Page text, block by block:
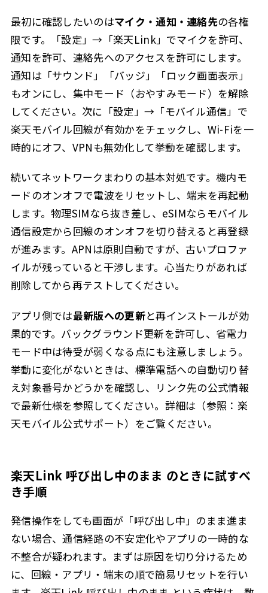
最初に確認したいのはマイク・通知・連絡先の各権
限です。「設定」→「楽天Link」でマイクを許可、
通知を許可、連絡先へのアクセスを許可にします。
通知は「サウンド」「バッジ」「ロック画面表示」
もオンにし、集中モード（おやすみモード）を解除
してください。次に「設定」→「モバイル通信」で
楽天モバイル回線が有効かをチェックし、Wi-Fiを一
時的にオフ、VPNも無効化して挙動を確認します。
続いてネットワークまわりの基本対処です。機内モ
ードのオンオフで電波をリセットし、端末を再起動
します。物理SIMなら抜き差し、eSIMならモバイル
通信設定から回線のオンオフを切り替えると再登録
が進みます。APNは原則自動ですが、古いプロファ
イルが残っていると干渉します。心当たりがあれば
削除してから再テストしてください。
アプリ側では最新版への更新と再インストールが効
果的です。バックグラウンド更新を許可し、省電力
モード中は待受が弱くなる点にも注意しましょう。
挙動に変化がないときは、標準電話への自動切り替
え対象番号かどうかを確認し、リンク先の公式情報
で最新仕様を参照してください。詳細は（参照：楽
天モバイル公式サポート）をご覧ください。
楽天Link 呼び出し中のまま のときに試すべ
き手順
発信操作をしても画面が「呼び出し中」のまま進ま
ない場合、通信経路の不安定化やアプリの一時的な
不整合が疑われます。まずは原因を切り分けるため
に、回線・アプリ・端末の順で簡易リセットを行い